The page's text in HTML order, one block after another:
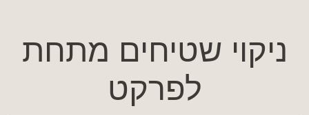
ניקוי שטיחים מתחת
לפרקט